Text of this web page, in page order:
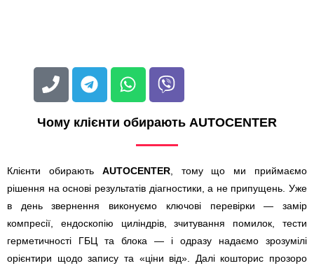
Чому клієнти обирають AUTOCENTER
Клієнти обирають AUTOCENTER, тому що ми приймаємо
рішення на основі результатів діагностики, а не припущень. Уже
в день звернення виконуємо ключові перевірки — замір
компресії, ендоскопію циліндрів, зчитування помилок, тести
герметичності ГБЦ та блока — і одразу надаємо зрозумілі
орієнтири щодо запису та «ціни від». Далі кошторис прозоро